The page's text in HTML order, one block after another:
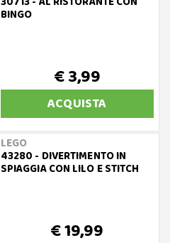
BINGO
€ 3,99
ACQUISTA
LEGO
43280 - DIVERTIMENTO IN
SPIAGGIA CON LILO E STITCH
€ 19,99